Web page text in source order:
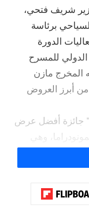
شريف فتحي،
برئاسة
الدورة
للمسرح
المخرج مازن
من أبرز العروض
جائزة أفضل عرض
وهي
الدولية
وتصميم وتنفيذ
فيما جسّد الفنان